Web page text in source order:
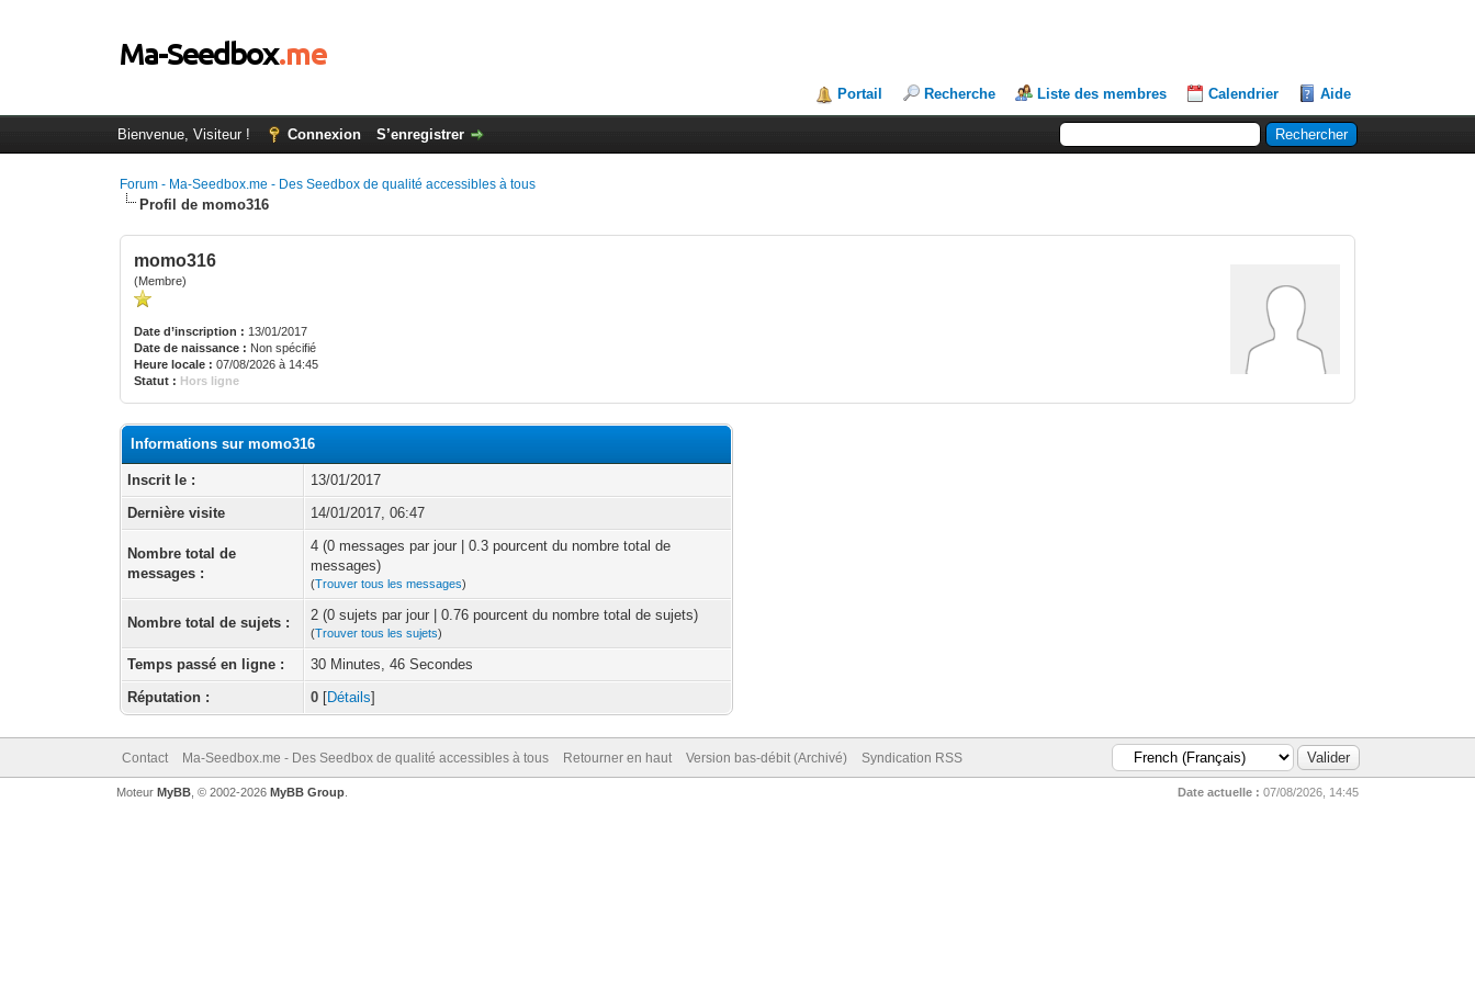
Portail Recherche Liste des membres Calendrier Aide
Bienvenue, Visiteur ! Connexion S’enregistrer
Forum - Ma-Seedbox.me - Des Seedbox de qualité accessibles à tous
Profil de momo316
momo316
(Membre)
Date d’inscription : 13/01/2017
Date de naissance : Non spécifié
Heure locale : 07/08/2026 à 14:45
Statut : Hors ligne
Informations sur momo316
Inscrit le :
13/01/2017
Dernière visite
14/01/2017, 06:47
Nombre total de
messages :
4 (0 messages par jour | 0.3 pourcent du nombre total de
messages)
(Trouver tous les messages)
Nombre total de sujets : 2 (0 sujets par jour | 0.76 pourcent du nombre total de sujets)
(Trouver tous les sujets)
Temps passé en ligne :
30 Minutes, 46 Secondes
Réputation :
0 [Détails]
Contact Ma-Seedbox.me - Des Seedbox de qualité accessibles à tous Retourner en haut Version bas-débit (Archivé) Syndication RSS
Date actuelle : 07/08/2026, 14:45
Moteur MyBB, © 2002-2026 MyBB Group.